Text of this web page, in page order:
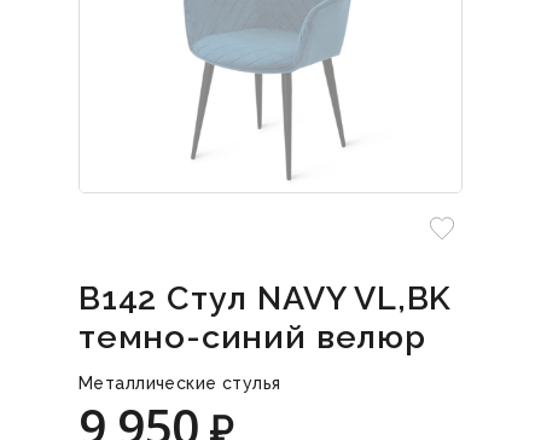
B142 Стул NAVY VL,BK
темно-синий велюр
Металлические стулья
9 950 ₽